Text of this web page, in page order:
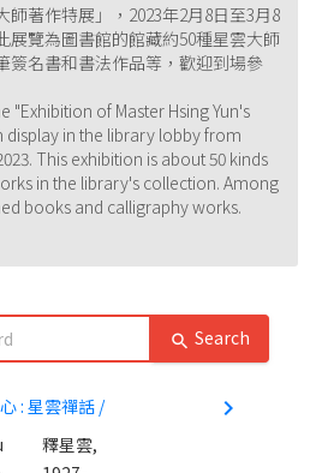
師著作特展」，2023年2月8日至3月8
展覽為圖書館的館藏約50種星雲大師
簽名書和書法作品等，歡迎到場參
"Exhibition of Master Hsing Yun's
display in the library lobby from
This exhibition is about 50 kinds
in the library's collection. Among
books and calligraphy works.
search Search
: 星雲禪話 /
釋星雲,
navigate_next